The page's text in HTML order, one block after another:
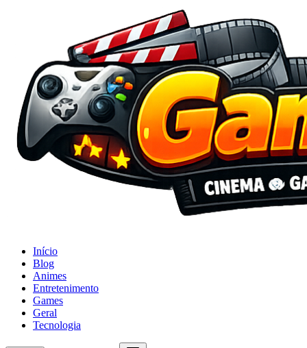
Início
Blog
Animes
Entretenimento
Games
Geral
Tecnologia